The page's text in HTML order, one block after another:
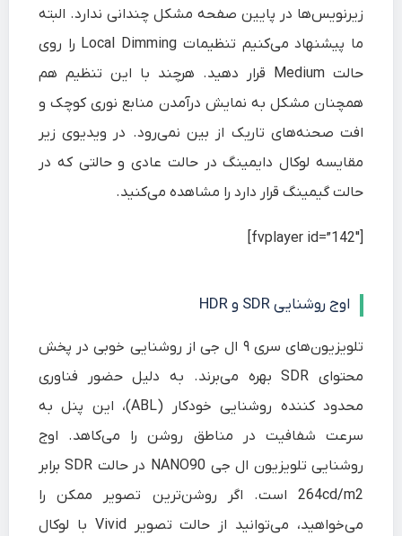
زیرنویس‌ها در پایین صفحه مشکل چندانی ندارد. البته
ما پیشنهاد می‌کنیم تنظیمات Local Dimming را روی
حالت Medium قرار دهید. هرچند با این تنظیم هم
همچنان مشکل به نمایش درآمدن منابع نوری کوچک و
افت صحنه‌های تاریک از بین نمی‌رود. در ویدیوی زیر
مقایسه لوکال دایمینگ در حالت عادی و حالتی که در
حالت گیمینگ قرار دارد را مشاهده می‌کنید.
[fvplayer id=”142″]
اوج روشنایی SDR و HDR
تلویزیون‌های سری ۹ ال جی از روشنایی خوبی در پخش
محتوای SDR بهره می‌برند. به دلیل حضور فناوری
محدود کننده روشنایی خودکار (ABL)، این پنل به
سرعت شفافیت در مناطق روشن را می‌کاهد. اوج
روشنایی تلویزیون ال جی NANO90 در حالت SDR برابر
264cd/m2 است. اگر روشن‌ترین تصویر ممکن را
می‌خواهید، می‌توانید از حالت تصویر Vivid با لوکال